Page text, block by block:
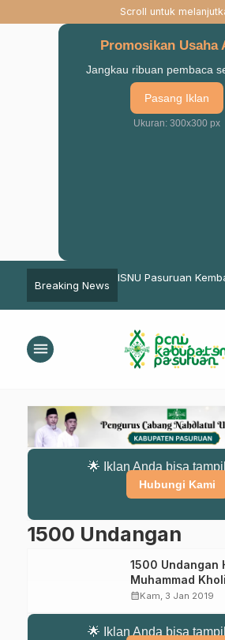
Scroll untuk
Promosikan Usaha
Jangkau ribuan pembaca
Pasang Iklan
Ukuran: 300x300 px
Breaking News
Fasilitasi
PAC di Nguling
ISNU Pasuruan
Terbaik
menu
🌟 Iklan Anda bisa
Hubungi Kami
1500 Undangan
1500 Undangan
Muhammad
KH. Abdul Alim
calendar_monthKam, 3 Jan 2019
🌟 Iklan Anda bisa